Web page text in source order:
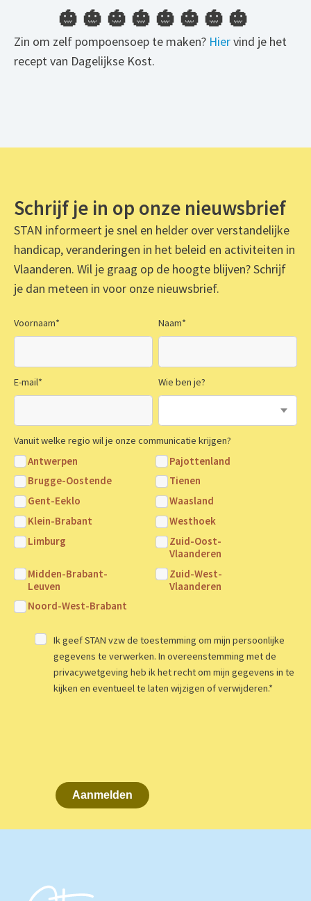
🎃 🎃 🎃 🎃 🎃 🎃 🎃 🎃
Zin om zelf pompoensoep te maken? Hiervind je het
recept van Dagelijkse Kost.
Schrijf je in op onze nieuwsbrief
STAN informeert je snel en helder over verstandelijke
handicap, veranderingen in het beleid en activiteiten in
Vlaanderen. Wil je graag op de hoogte blijven? Schrijf
je dan meteen in voor onze nieuwsbrief.
Voornaam* Naam*
E-mail* Wie ben je?
Vanuit welke regio wil je onze communicatie krijgen?
Antwerpen
Pajottenland
Brugge-Oostende
Tienen
Gent-Eeklo
Waasland
Klein-Brabant
Westhoek
Limburg
Zuid-Oost-
Vlaanderen
Midden-Brabant-
Leuven
Zuid-West-
Vlaanderen
Noord-West-Brabant
Ik geef STAN vzw de toestemming om mijn persoonlijke
gegevens te verwerken. In overeenstemming met de
privacywetgeving heb ik het recht om mijn gegevens in te
kijken en eventueel te laten wijzigen of verwijderen.*
Aanmelden